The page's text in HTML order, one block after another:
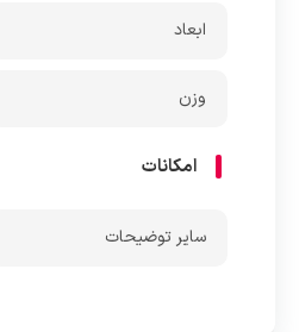
ابعاد
وزن
امکانات
ساير توضيحات